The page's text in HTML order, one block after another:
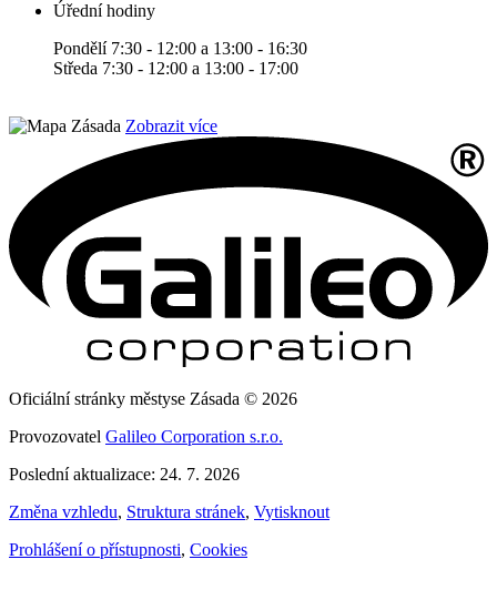
Úřední hodiny
Pondělí 7:30 - 12:00 a 13:00 - 16:30
Středa 7:30 - 12:00 a 13:00 - 17:00
Zobrazit více
Oficiální stránky městyse Zásada © 2026
Provozovatel Galileo Corporation s.r.o.
Poslední aktualizace: 24. 7. 2026
Změna vzhledu, Struktura stránek, Vytisknout
Prohlášení o přístupnosti, Cookies